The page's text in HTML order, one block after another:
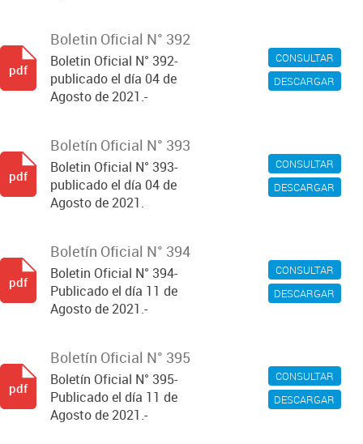
CONSULTAR
DESCARGAR
Boletin Oficial N° 392
Boletin Oficial N° 392-
publicado el día 04 de
Agosto de 2021.-
pdf
CONSULTAR
DESCARGAR
Boletín Oficial N° 393
Boletin Oficial N° 393-
publicado el día 04 de
Agosto de 2021.
pdf
CONSULTAR
DESCARGAR
Boletín Oficial N° 394
Boletin Oficial N° 394-
Publicado el día 11 de
Agosto de 2021.-
pdf
CONSULTAR
DESCARGAR
Boletín Oficial N° 395
Boletín Oficial N° 395-
Publicado el día 11 de
Agosto de 2021.-
pdf